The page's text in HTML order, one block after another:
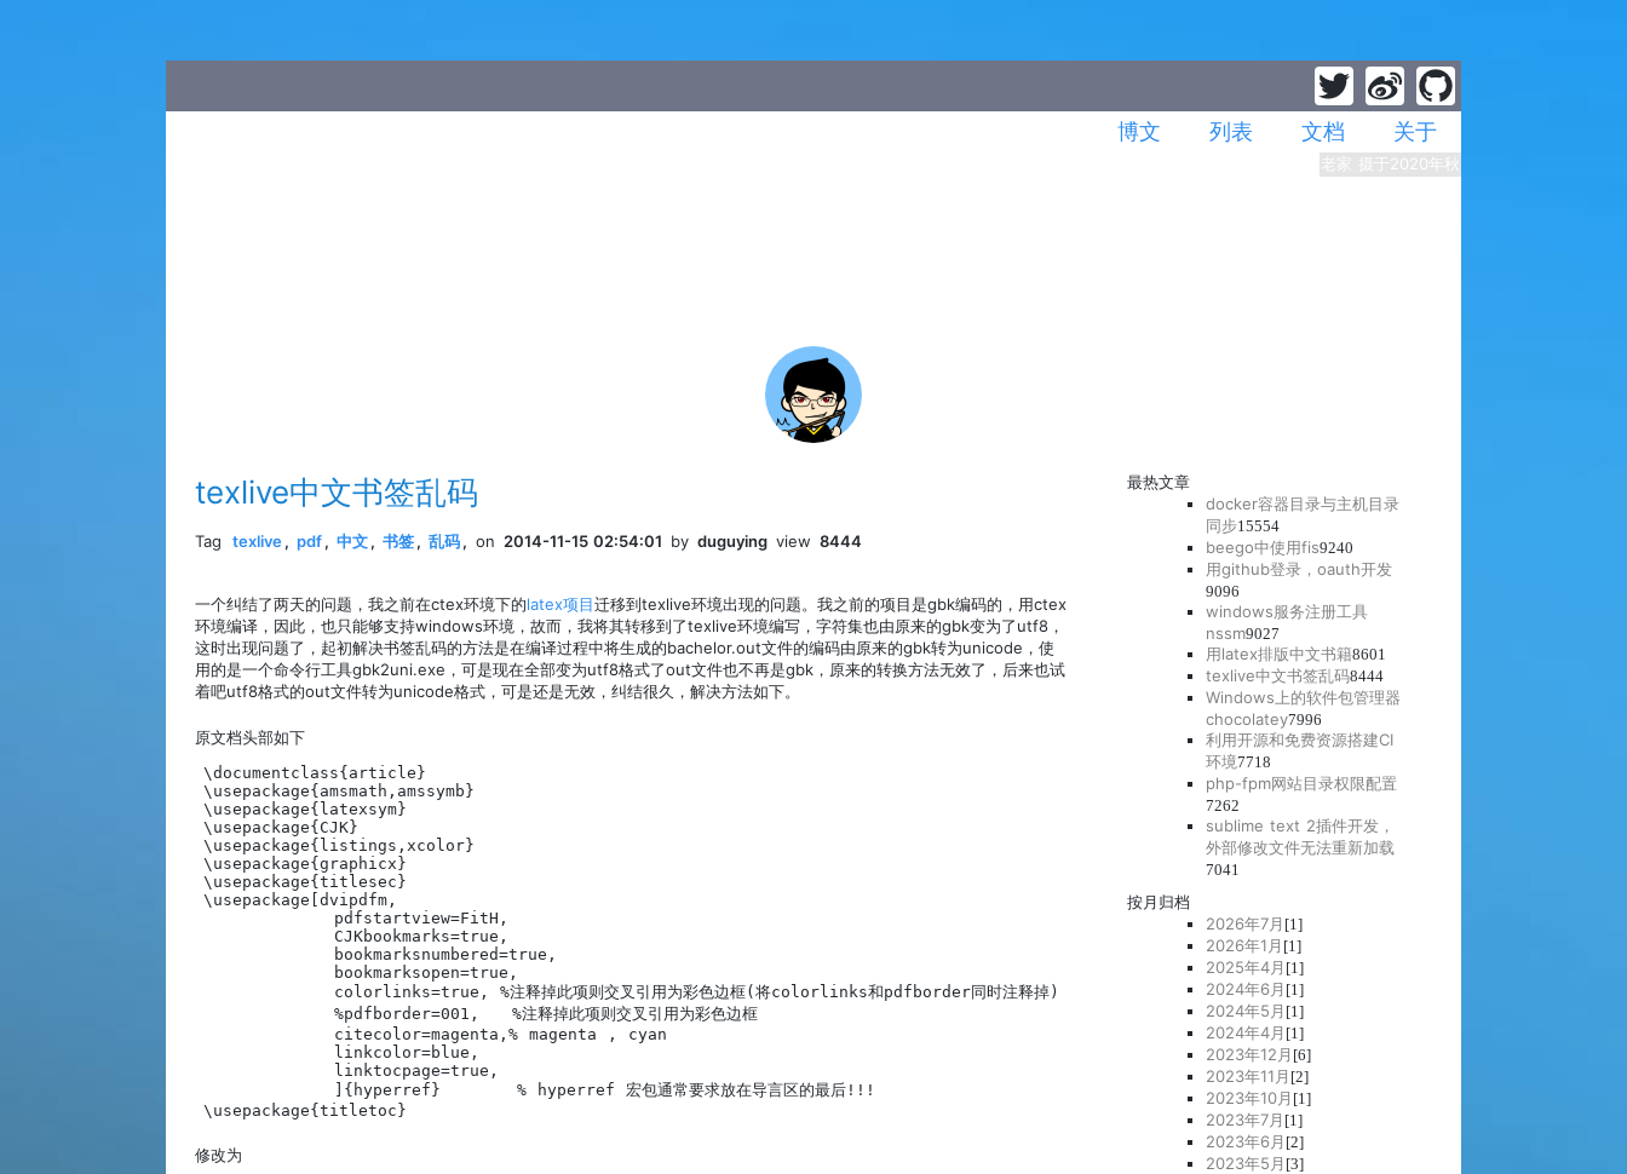
博文 列表 文档 关于
老家 摄于2020年秋
texlive中文书签乱码
Tag texlive, pdf, 中文, 书签, 乱码, on 2014-11-15 02:54:01 by duguying view 8444
一个纠结了两天的问题，我之前在ctex环境下的latex项目迁移到texlive环境出现的问题。我之前的项目是gbk编码的，用ctex
环境编译，因此，也只能够支持windows环境，故而，我将其转移到了texlive环境编写，字符集也由原来的gbk变为了utf8，
这时出现问题了，起初解决书签乱码的方法是在编译过程中将生成的bachelor.out文件的编码由原来的gbk转为unicode，使
用的是一个命令行工具gbk2uni.exe，可是现在全部变为utf8格式了out文件也不再是gbk，原来的转换方法无效了，后来也试
着吧utf8格式的out文件转为unicode格式，可是还是无效，纠结很久，解决方法如下。
原文档头部如下
\documentclass{article}
\usepackage{amsmath,amssymb}
\usepackage{latexsym}
\usepackage{CJK}
\usepackage{listings,xcolor}
\usepackage{graphicx}
\usepackage{titlesec}
\usepackage[dvipdfm,
pdfstartview=FitH,
CJKbookmarks=true,
bookmarksnumbered=true,
bookmarksopen=true,
colorlinks=true, %注释掉此项则交叉引用为彩色边框(将colorlinks和pdfborder同时注释掉)
%pdfborder=001,   %注释掉此项则交叉引用为彩色边框
citecolor=magenta,% magenta , cyan
linkcolor=blue,
linktocpage=true,
]{hyperref}       % hyperref 宏包通常要求放在导言区的最后!!!
\usepackage{titletoc}
修改为
最热文章
docker容器目录与主机目录
同步15554
beego中使用fis9240
用github登录，oauth开发
9096
windows服务注册工具
nssm9027
用latex排版中文书籍8601
texlive中文书签乱码8444
Windows上的软件包管理器
chocolatey7996
利用开源和免费资源搭建CI
环境7718
php-fpm网站目录权限配置
7262
sublime text 2插件开发，
外部修改文件无法重新加载
7041
按月归档
2026年7月 [1]
2026年1月 [1]
2025年4月 [1]
2024年6月 [1]
2024年5月 [1]
2024年4月 [1]
2023年12月 [6]
2023年11月 [2]
2023年10月 [1]
2023年7月 [1]
2023年6月 [2]
2023年5月 [3]